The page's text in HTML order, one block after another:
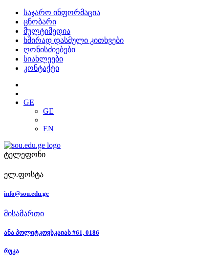
საჯარო ინფორმაცია
ცნობარი
მულტიმედია
ხშირად დასმული კითხვები
ღონისძიებები
სიახლეები
კონტაქტი
GE
GE
EN
ტელეფონი
ელ.ფოსტა
info@sou.edu.ge
მისამართი
ანა პოლიტკოვსკაიას #61, 0186
რუკა